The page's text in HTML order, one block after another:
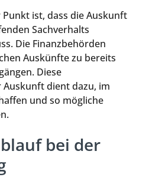
ist, dass die Auskunft
Sachverhalts
Die Finanzbehörden
Auskünfte zu bereits
Diese
dient dazu, im
und so mögliche
bei der